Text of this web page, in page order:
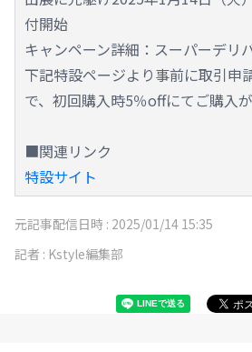
付開始
キャンペーン詳細：スーパーデリ
下記特設ページより事前に取引申
で、初回購入時5％offにてご購入が
■関連リンク
特設サイト
元記事配信日時 : 2025/01/14 15:35
記者 : Kstyle編集部